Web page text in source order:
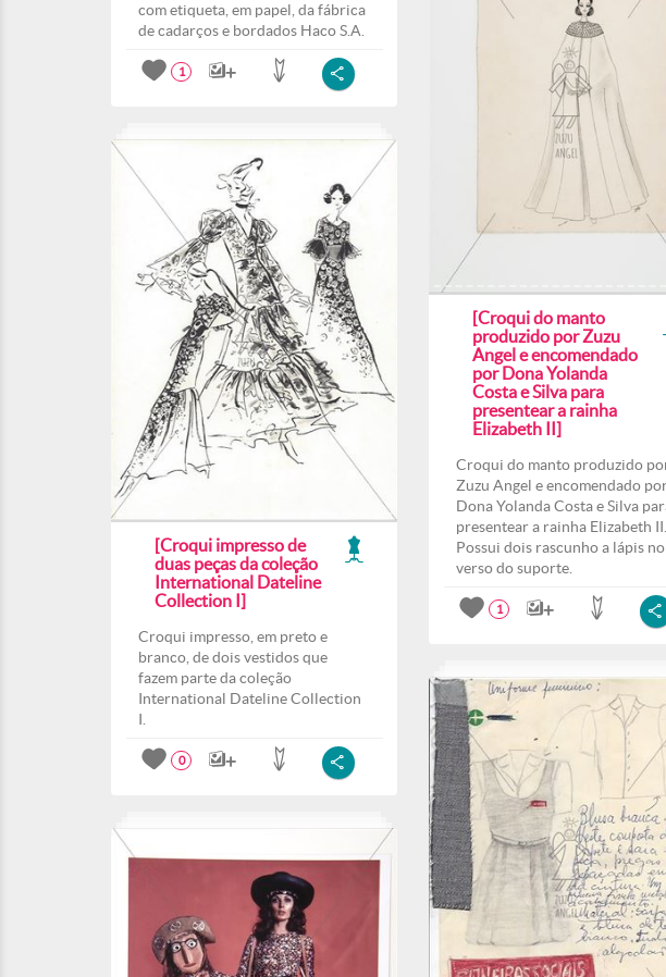
com etiqueta, em papel, da fábrica
de cadarços e bordados Haco S.A.
1
[Croqui do manto
produzido por Zuzu
Angel e encomendado
por Dona Yolanda
Costa e Silva para
presentear a rainha
Elizabeth II]
Croqui do manto produzido
Zuzu Angel e encomendado
Dona Yolanda Costa e Silva
presentear a rainha Elizabeth II.
Possui dois rascunho a lápis no
verso do suporte.
1
[Croqui impresso de
duas peças da coleção
International Dateline
Collection I]
Croqui impresso, em preto e
branco, de dois vestidos que
fazem parte da coleção
International Dateline Collection
I.
0